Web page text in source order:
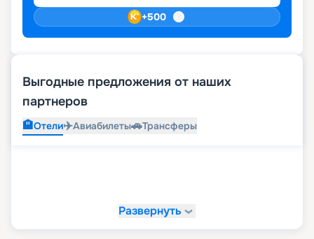
+500
Выгодные предложения от наших
партнеров
🏨Отели✈️Авиабилеты🚗Трансферы
Развернуть